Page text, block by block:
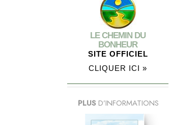
LE CHEMIN DU
BONHEUR
SITE OFFICIEL
CLIQUER ICI »
PLUS D’INFORMATIONS